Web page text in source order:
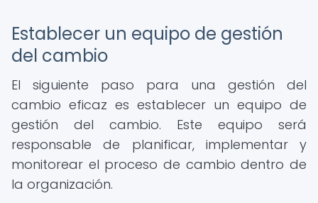
Establecer un equipo de gestión
del cambio
El siguiente paso para una gestión del
cambio eficaz es establecer un equipo de
gestión del cambio. Este equipo será
responsable de planificar, implementar y
monitorear el proceso de cambio dentro de
la organización.